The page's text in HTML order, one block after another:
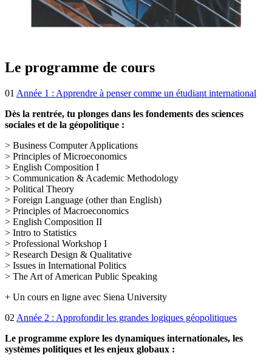
Le programme de cours
01 Année 1 : Apprendre à penser comme un étudiant international
Dès la rentrée, tu plonges dans les fondements des sciences
sociales et de la géopolitique :
> Business Computer Applications
> Principles of Microeconomics
> English Composition I
> Communication & Academic Methodology
> Political Theory
> Foreign Language (other than English)
> Principles of Macroeconomics
> English Composition II
> Intro to Statistics
> Professional Workshop I
> Research Design & Qualitative
> Issues in International Politics
> The Art of American Public Speaking
+ Un cours en ligne avec Siena University
02 Année 2 : Approfondir les grandes logiques géopolitiques
Le programme explore les dynamiques internationales, les
systèmes politiques et les enjeux globaux :